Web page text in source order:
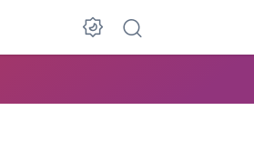
Dark Mode